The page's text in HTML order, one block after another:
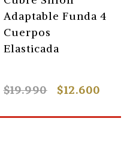
Adaptable Funda 4
Cuerpos
Elasticada
$19.990 $12.600